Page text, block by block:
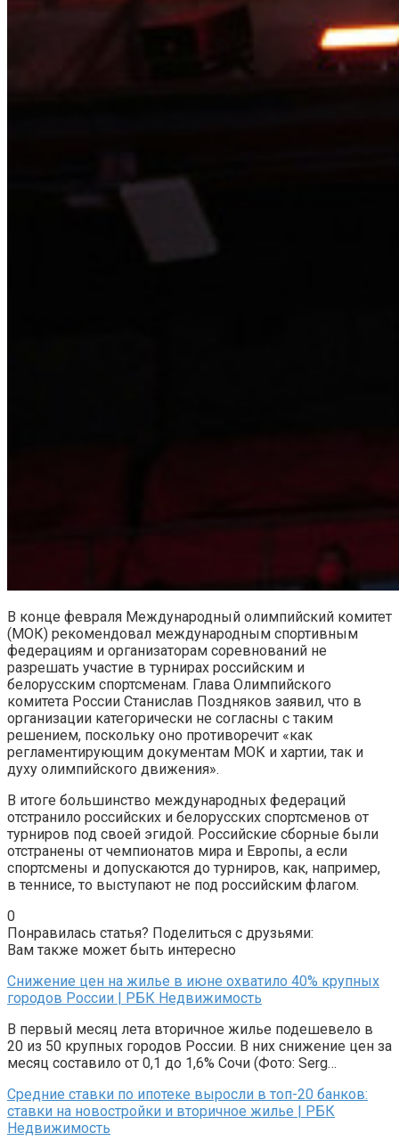
В конце февраля Международный олимпийский комитет
(МОК) рекомендовал международным спортивным
федерациям и организаторам соревнований не
разрешать участие в турнирах российским и
белорусским спортсменам. Глава Олимпийского
комитета России Станислав Поздняков заявил, что в
организации категорически не согласны с таким
решением, поскольку оно противоречит «как
регламентирующим документам МОК и хартии, так и
духу олимпийского движения».
В итоге большинство международных федераций
отстранило российских и белорусских спортсменов от
турниров под своей эгидой. Российские сборные были
отстранены от чемпионатов мира и Европы, а если
спортсмены и допускаются до турниров, как, например,
в теннисе, то выступают не под российским флагом.
0
Понравилась статья? Поделиться с друзьями:
Вам также может быть интересно
Снижение цен на жилье в июне охватило 40% крупных
городов России | РБК Недвижимость
В первый месяц лета вторичное жилье подешевело в
20 из 50 крупных городов России. В них снижение цен за
месяц составило от 0,1 до 1,6% Сочи (Фото: Serg…
Средние ставки по ипотеке выросли в топ-20 банков:
ставки на новостройки и вторичное жилье | РБК
Недвижимость